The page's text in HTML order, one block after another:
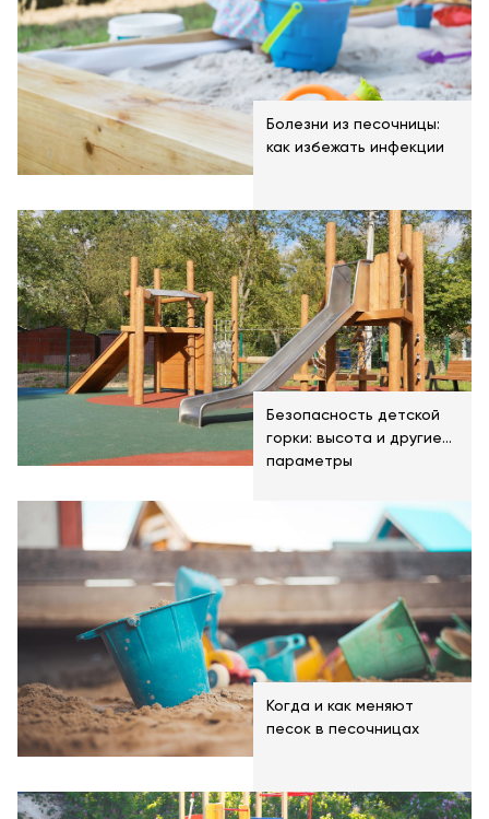
Болезни из песочницы:
как избежать инфекции
Безопасность детской
горки: высота и другие
параметры
Когда и как меняют
песок в песочницах